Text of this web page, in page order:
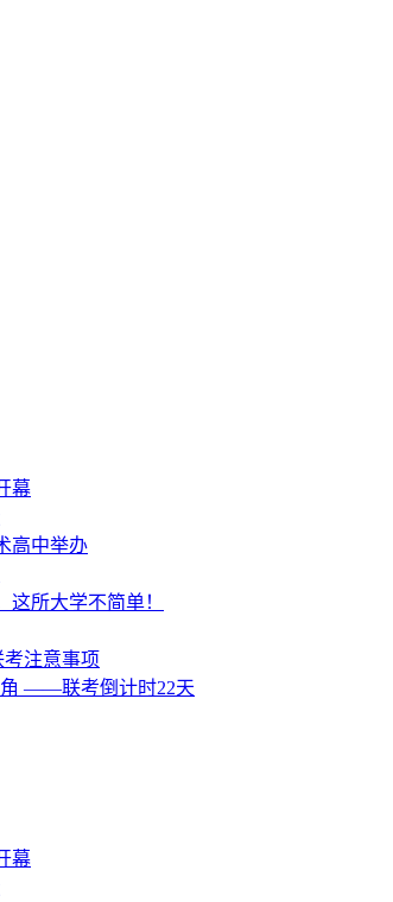
幕
高中举办
这所大学不简单！
考注意事项
角 ——联考倒计时22天
幕